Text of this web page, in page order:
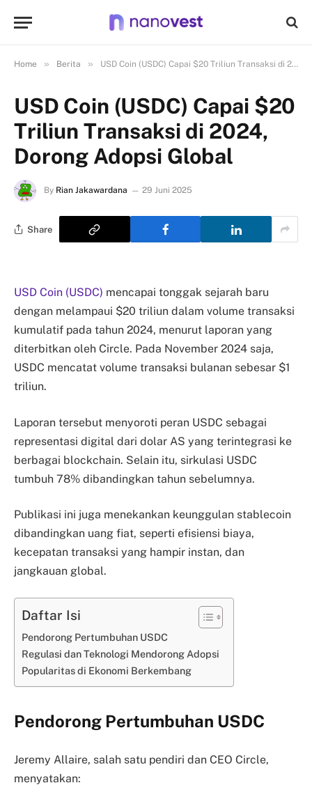
Home » Berita » USD Coin (USDC) Capai $20 Triliun Transaksi di 2024, Dorong Adopsi Global
USD Coin (USDC) Capai $20
Triliun Transaksi di 2024,
Dorong Adopsi Global
By Rian Jakawardana 29 Juni 2025
Share
USD Coin (USDC) mencapai tonggak sejarah baru
dengan melampaui $20 triliun dalam volume transaksi
kumulatif pada tahun 2024, menurut laporan yang
diterbitkan oleh Circle. Pada November 2024 saja,
USDC mencatat volume transaksi bulanan sebesar $1
triliun.
Laporan tersebut menyoroti peran USDC sebagai
representasi digital dari dolar AS yang terintegrasi ke
berbagai blockchain. Selain itu, sirkulasi USDC
tumbuh 78% dibandingkan tahun sebelumnya.
Publikasi ini juga menekankan keunggulan stablecoin
dibandingkan uang fiat, seperti efisiensi biaya,
kecepatan transaksi yang hampir instan, dan
jangkauan global.
Daftar Isi
Pendorong Pertumbuhan USDC
Regulasi dan Teknologi Mendorong Adopsi
Popularitas di Ekonomi Berkembang
Pendorong Pertumbuhan USDC
Jeremy Allaire, salah satu pendiri dan CEO Circle,
menyatakan: